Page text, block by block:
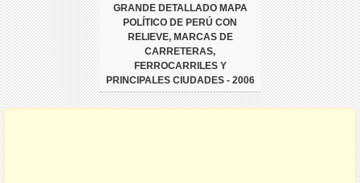
GRANDE DETALLADO MAPA
POLÍTICO DE PERÚ CON
RELIEVE, MARCAS DE
CARRETERAS,
FERROCARRILES Y
PRINCIPALES CIUDADES - 2006